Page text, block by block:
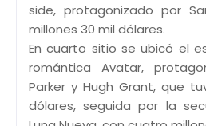
side, protagonizado por
millones 30 mil dólares.
En cuarto sitio se ubicó el
romántica Avatar,
Parker y Hugh Grant, que
dólares, seguida por la